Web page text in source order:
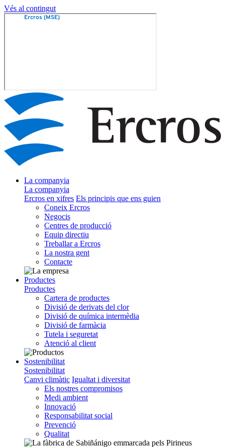
Vés al contingut
La companyia
La companyia
Ercros en xifres Els principis que ens guien
Coneix Ercros
Negocis
Centres de producció
Equip directiu
Treballar a Ercros
La nostra gent
Contacte
Productes
Productes
Cartera de productes
Divisió de derivats del clor
Divisió de química intermèdia
Divisió de farmàcia
Tutela i seguretat
Atenció al client
Sostenibilitat
Sostenibilitat
Canvi climàtic Igualtat i diversitat
Els nostres compromisos
Medi ambient
Innovació
Responsabilitat social
Prevenció
Qualitat